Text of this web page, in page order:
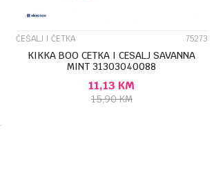
ČEŠALJ I ČETKA 75273
KIKKA BOO CETKA I CESALJ SAVANNA
MINT 31303040088
11,13 KM
15,90KM